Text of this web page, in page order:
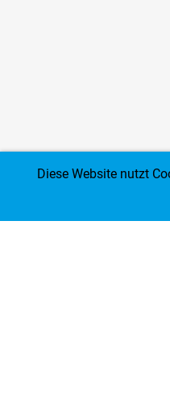
Diese Website nutzt